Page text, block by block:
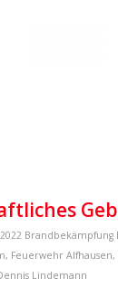
Brandbekämpfung
, Feuerwehr Alfhausen,
Lindemann